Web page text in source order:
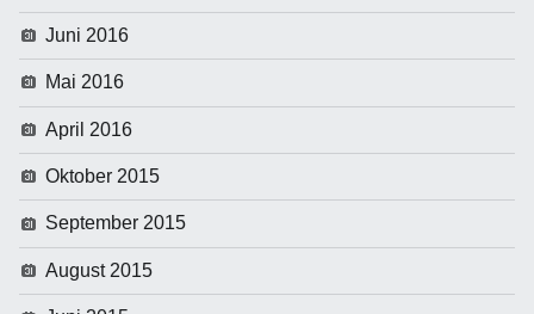
Juni 2016
Mai 2016
April 2016
Oktober 2015
September 2015
August 2015